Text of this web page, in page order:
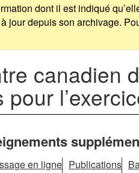
dont il est indiqué
jour depuis son archivage.
canadien
pour
en ligne Publications